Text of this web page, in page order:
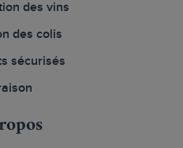
des vins
des colis
sécurisés